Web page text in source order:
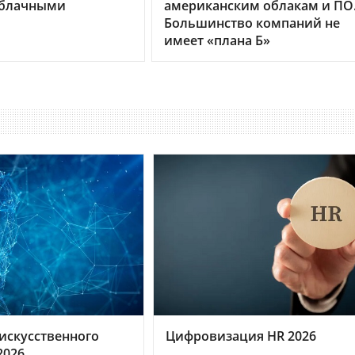
американским облакам и
Большинство компаний не
имеет «плана Б»
Цифровизация HR 2026